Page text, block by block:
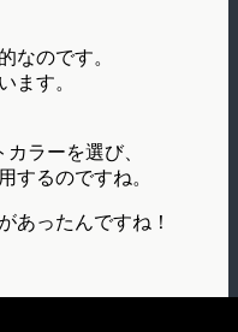
なのです。
ます。
ラーを選び、
するのですね。
があったんですね！